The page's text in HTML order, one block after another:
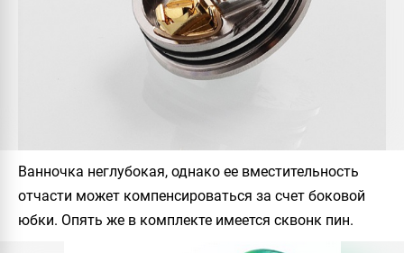
Ванночка неглубокая, однако ее вместительность
отчасти может компенсироваться за счет боковой
юбки. Опять же в комплекте имеется сквонк пин.